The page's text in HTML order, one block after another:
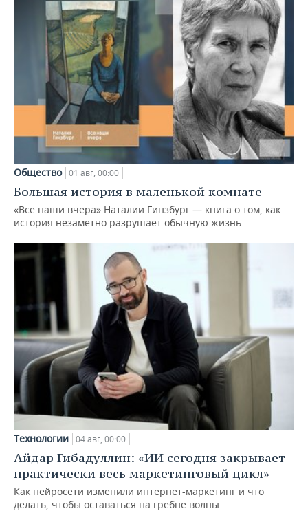
Общество 01 авг, 00:00
Большая история в маленькой комнате
«Все наши вчера» Наталии Гинзбург — книга о том, как
история незаметно разрушает обычную жизнь
Технологии 04 авг, 00:00
Айдар Гибадуллин: «ИИ сегодня закрывает
практически весь маркетинговый цикл»
Как нейросети изменили интернет-маркетинг и что
делать, чтобы оставаться на гребне волны